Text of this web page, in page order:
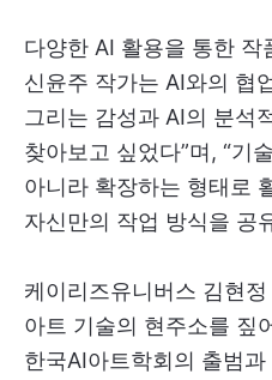
다양한 AI 활용을 통한 작
신윤주 작가는 AI와의 협
그리는 감성과 AI의 분석
찾아보고 싶었다”며, “기
아니라 확장하는 형태로
자신만의 작업 방식을 공
케이리즈유니버스 김현
아트 기술의 현주소를 짚
한국AI아트학회의 출범